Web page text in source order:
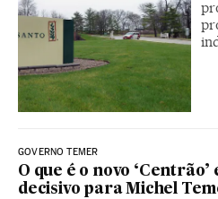
GOVERNO TEMER
O que é o novo
decisivo para Michel